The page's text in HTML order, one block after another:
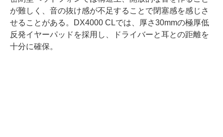
が難しく、音の抜け感が不足することで閉塞感を感じさ
せることがある。DX4000 CLでは、厚さ30mmの極厚低
反発イヤーパッドを採用し、ドライバーと耳との距離を
十分に確保。